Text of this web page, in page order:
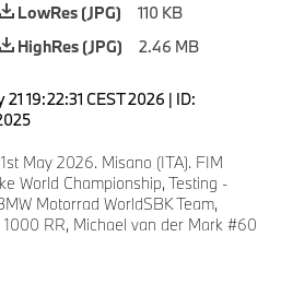
LowRes (JPG)
110 KB
HighRes (JPG)
2.46 MB
21 19:22:31 CEST 2026 | ID:
May 2026. Misano (ITA). FIM
World Championship, Testing -
Motorrad WorldSBK Team,
1000 RR, Michael van der Mark #60